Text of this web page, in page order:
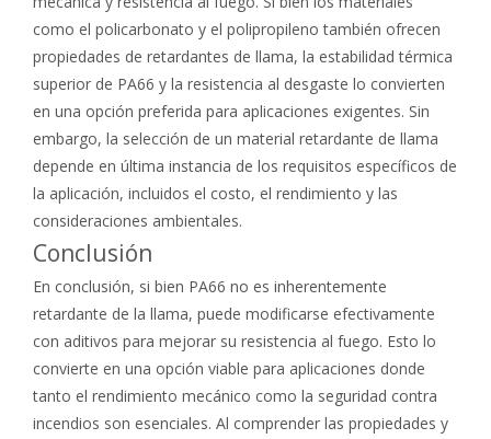
como el policarbonato y el polipropileno también ofrecen
propiedades de retardantes de llama, la estabilidad térmica
superior de PA66 y la resistencia al desgaste lo convierten
en una opción preferida para aplicaciones exigentes. Sin
embargo, la selección de un material retardante de llama
depende en última instancia de los requisitos específicos de
la aplicación, incluidos el costo, el rendimiento y las
consideraciones ambientales.
Conclusión
En conclusión, si bien PA66 no es inherentemente
retardante de la llama, puede modificarse efectivamente
con aditivos para mejorar su resistencia al fuego. Esto lo
convierte en una opción viable para aplicaciones donde
tanto el rendimiento mecánico como la seguridad contra
incendios son esenciales. Al comprender las propiedades y